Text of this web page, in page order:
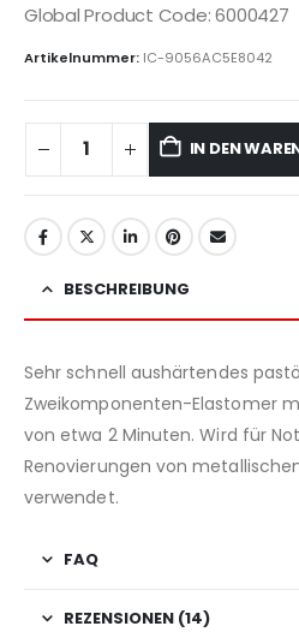
Global Product Code: 6000427
Artikelnummer: IC-9056AC5E8042
IN DEN
BESCHREIBUNG
Sehr schnell aushärtendes
Zweikomponenten-Elastomer
von etwa 2 Minuten. Wird für
Renovierungen von
verwendet.
FAQ
REZENSIONEN (14)